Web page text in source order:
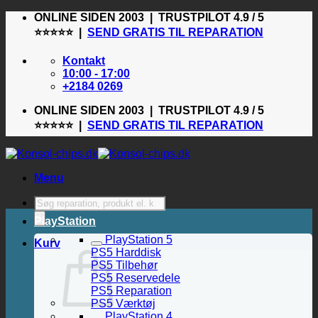
FortsætONLINE SIDEN 2003 | TRUSTPILOT 4.9 / 5
⭐⭐⭐⭐⭐ | SEND GRATIS TIL REPARATION
Kontakt
10:00 - 17:00
+2184 0269
ONLINE SIDEN 2003 | TRUSTPILOT 4.9 / 5
⭐⭐⭐⭐⭐ | SEND GRATIS TIL REPARATION
Menu
Products
search
Kurv
PlayStation
PlayStation 5
PS5 Harddisk
PS5 Tilbehør
PS5 Reservedele
PS5 Reparation
PS5 Værktøj